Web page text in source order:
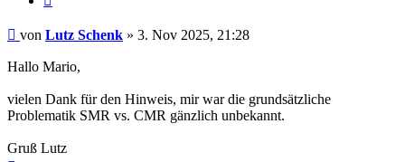
Beitrag
von Lutz Schenk » 3. Nov 2025, 21:28
Hallo Mario,
vielen Dank für den Hinweis, mir war die grundsätzliche
Problematik SMR vs. CMR gänzlich unbekannt.
Gruß Lutz